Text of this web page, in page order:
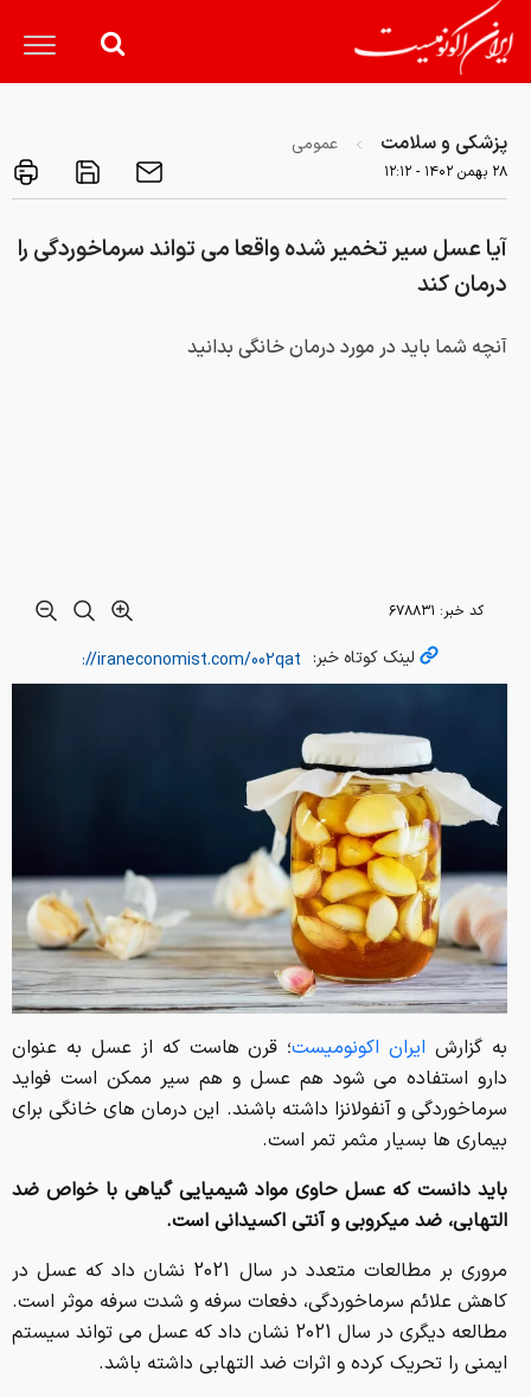
پزشکی و سلامت عمومی
۲۸ بهمن ۱۴۰۲ - ۱۲:۱۲
آیا عسل سیر تخمیر شده واقعا می تواند سرماخوردگی را
درمان کند
آنچه شما باید در مورد درمان خانگی بدانید
کد خبر: ۶۷۸۸۳۱
لینک کوتاه خبر:
به گزارش ایران اکونومیست؛ قرن هاست که از عسل به عنوان
دارو استفاده می شود هم عسل و هم سیر ممکن است فواید
سرماخوردگی و آنفولانزا داشته باشند. این درمان های خانگی برای
بیماری ها بسیار مثمر تمر است.
باید دانست که عسل حاوی مواد شیمیایی گیاهی با خواص ضد
التهابی، ضد میکروبی و آنتی اکسیدانی است.
مروری بر مطالعات متعدد در سال 2021 نشان داد که عسل در
کاهش علائم سرماخوردگی، دفعات سرفه و شدت سرفه موثر است.
مطالعه دیگری در سال 2021 نشان داد که عسل می تواند سیستم
ایمنی را تحریک کرده و اثرات ضد التهابی داشته باشد.